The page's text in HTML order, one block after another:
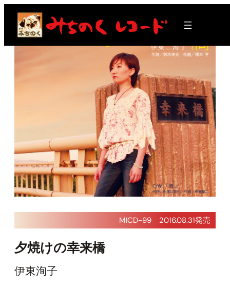
ス
MICD-99 2016.08.31発売
夕焼けの幸来橋
伊東洵子